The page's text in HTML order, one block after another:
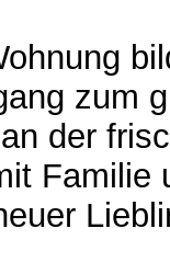
zum
der
Familie